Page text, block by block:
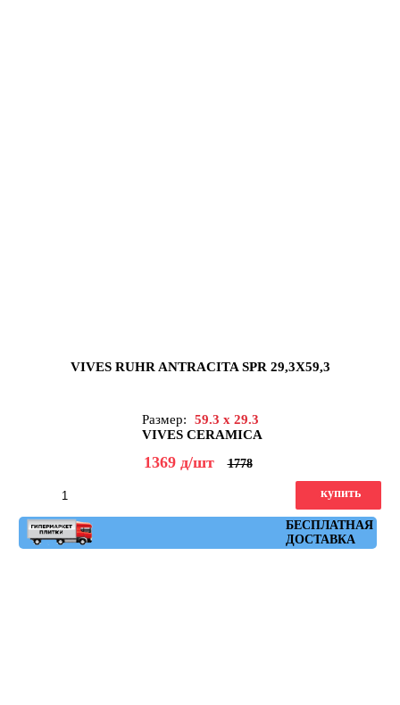
VIVES RUHR ANTRACITA SPR 29,3X59,3
Размер:
59.3 x 29.3
VIVES CERAMICA
1369 д/шт 1778
БЕСПЛАТНАЯ
ДОСТАВКА
купить
Артикул: ruhr_antracita_spr_29,3x59,3